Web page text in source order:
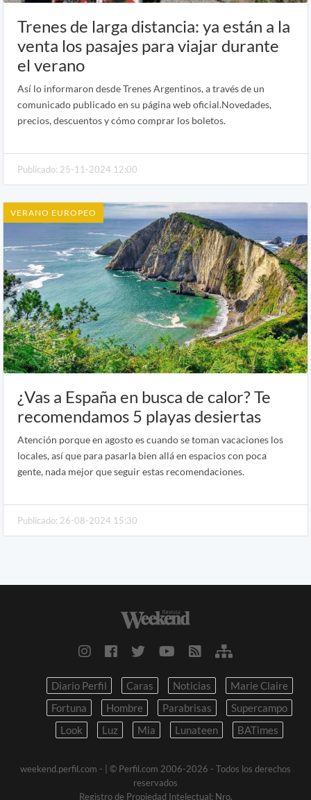
Trenes de larga distancia: ya están a la
venta los pasajes para viajar durante
el verano
Así lo informaron desde Trenes Argentinos, a través de un
comunicado publicado en su página web oficial.Novedades,
precios, descuentos y cómo comprar los boletos.
Publicado: 25-11-2024 12:00
VERANO EUROPEO
¿Vas a España en busca de calor? Te
recomendamos 5 playas desiertas
Atención porque en agosto es cuando se toman vacaciones los
locales, así que para pasarla bien allá en espacios con poca
gente, nada mejor que seguir estas recomendaciones.
Publicado: 26-08-2024 15:30
Diario Perfil Caras Noticias
Marie Claire
Fortuna
Hombre Parabrisas
Supercampo
Look
Luz Mia Lunateen BATimes
weekend.perfil.com -
| © Perfil.com 2006-2026 - Todos los derechos
reservados
Registro de Propiedad Intelectual: Nro.